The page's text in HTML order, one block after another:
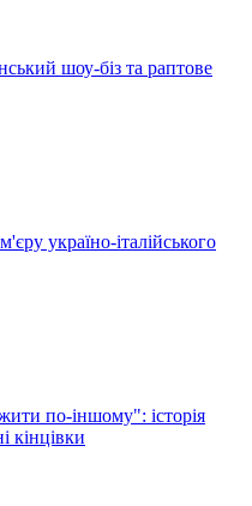
шоу-біз та раптове
україно-італійського
по-іншому": історія
кінцівки